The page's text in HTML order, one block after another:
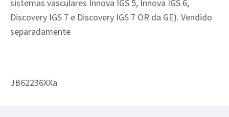
sistemas vasculares Innova IGS 5, Innova IGS 6,
Discovery IGS 7 e Discovery IGS 7 OR da GE). Vendido
separadamente
JB62236XXa